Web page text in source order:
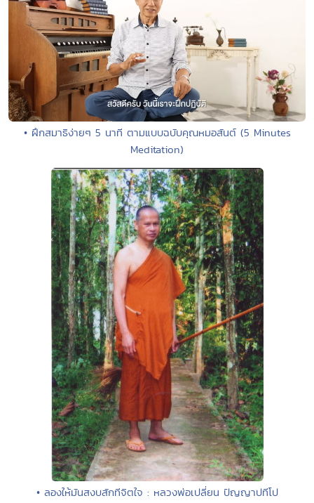
• ฝึกสมาธิง่ายๆ 5 นาที ตามแบบฉบับคุณหมอสันต์ (5 Minutes
Meditation)
• ลองให้มันสงบสักทีจิตใจ : หลวงพ่อเปลี่ยน ปัญญาปทีโป